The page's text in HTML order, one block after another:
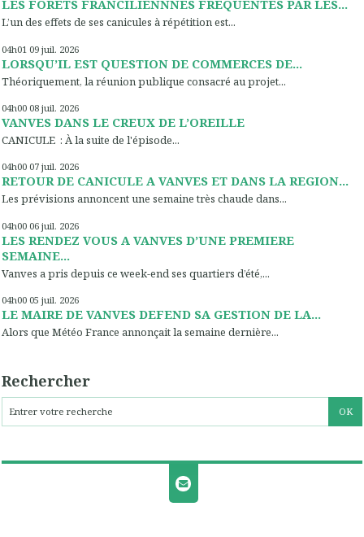
LES FORETS FRANCILIENNNES FREQUENTES PAR LES...
L’un des effets de ses canicules à répétition est...
04h01 09 juil. 2026
LORSQU’IL EST QUESTION DE COMMERCES DE...
Théoriquement, la réunion publique consacré au projet...
04h00 08 juil. 2026
VANVES DANS LE CREUX DE L’OREILLE
CANICULE : À la suite de l'épisode...
04h00 07 juil. 2026
RETOUR DE CANICULE A VANVES ET DANS LA REGION...
Les prévisions annoncent une semaine très chaude dans...
04h00 06 juil. 2026
LES RENDEZ VOUS A VANVES D’UNE PREMIERE
SEMAINE...
Vanves a pris depuis ce week-end ses quartiers d’été,...
04h00 05 juil. 2026
LE MAIRE DE VANVES DEFEND SA GESTION DE LA...
Alors que Météo France annonçait la semaine dernière...
Rechercher